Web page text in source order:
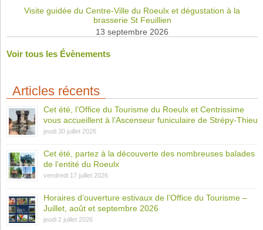
Visite guidée du Centre-Ville du Roeulx et dégustation à la
brasserie St Feuillien
13 septembre 2026
Voir tous les Évènements
Articles récents
Cet été, l’Office du Tourisme du Roeulx et Centrissime
vous accueillent à l’Ascenseur funiculaire de Strépy-Thieu
jeudi 30 juillet 2026
Cet été, partez à la découverte des nombreuses balades
de l’entité du Roeulx
vendredi 17 juillet 2026
Horaires d’ouverture estivaux de l’Office du Tourisme –
Juillet, août et septembre 2026
jeudi 2 juillet 2026